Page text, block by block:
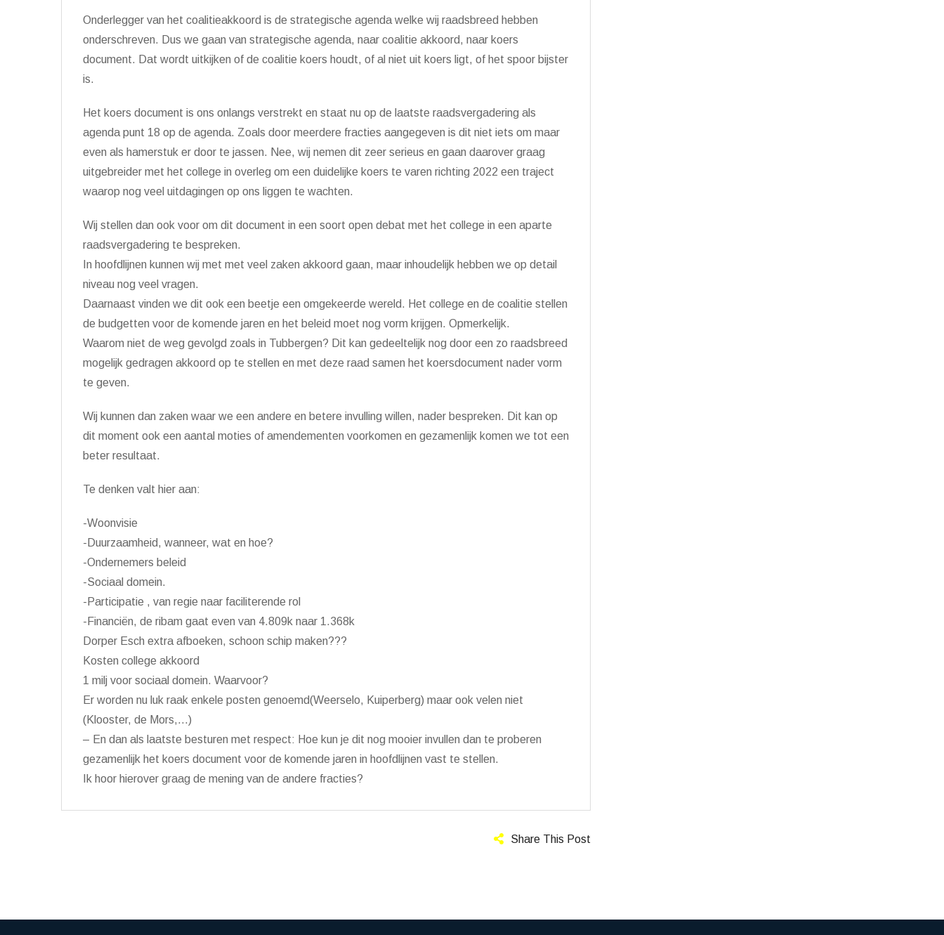
Onderlegger van het coalitieakkoord is de strategische agenda welke wij raadsbreed hebben
onderschreven. Dus we gaan van strategische agenda, naar coalitie akkoord, naar koers
document. Dat wordt uitkijken of de coalitie koers houdt, of al niet uit koers ligt, of het spoor bijster
is.
Het koers document is ons onlangs verstrekt en staat nu op de laatste raadsvergadering als
agenda punt 18 op de agenda. Zoals door meerdere fracties aangegeven is dit niet iets om maar
even als hamerstuk er door te jassen. Nee, wij nemen dit zeer serieus en gaan daarover graag
uitgebreider met het college in overleg om een duidelijke koers te varen richting 2022 een traject
waarop nog veel uitdagingen op ons liggen te wachten.
Wij stellen dan ook voor om dit document in een soort open debat met het college in een aparte
raadsvergadering te bespreken.
In hoofdlijnen kunnen wij met met veel zaken akkoord gaan, maar inhoudelijk hebben we op detail
niveau nog veel vragen.
Daarnaast vinden we dit ook een beetje een omgekeerde wereld. Het college en de coalitie stellen
de budgetten voor de komende jaren en het beleid moet nog vorm krijgen. Opmerkelijk.
Waarom niet de weg gevolgd zoals in Tubbergen? Dit kan gedeeltelijk nog door een zo raadsbreed
mogelijk gedragen akkoord op te stellen en met deze raad samen het koersdocument nader vorm
te geven.
Wij kunnen dan zaken waar we een andere en betere invulling willen, nader bespreken. Dit kan op
dit moment ook een aantal moties of amendementen voorkomen en gezamenlijk komen we tot een
beter resultaat.
Te denken valt hier aan:
-Woonvisie
-Duurzaamheid, wanneer, wat en hoe?
-Ondernemers beleid
-Sociaal domein.
-Participatie , van regie naar faciliterende rol
-Financiën, ​de ribam gaat even van 4.809k naar 1.368k
​​Dorper Esch extra afboeken, schoon schip maken???
​​Kosten college akkoord
​​1 milj voor sociaal domein. Waarvoor?
​​Er worden nu luk raak enkele posten genoemd(Weerselo, Kuiperberg) maar ook velen niet
(Klooster, de Mors,…)
– En dan als laatste besturen met respect: Hoe kun je dit nog mooier invullen dan te proberen
gezamenlijk het koers document voor de komende jaren in hoofdlijnen vast te stellen.
Ik hoor hierover graag de mening van de andere fracties?
Share This Post